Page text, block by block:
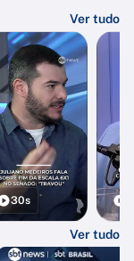
Ver tudo
30s
Ver tudo